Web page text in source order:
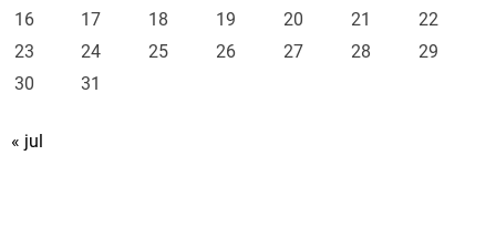
16
17 18 19 20 21
22
23
24 25 26 27 28
29
30
31
« jul